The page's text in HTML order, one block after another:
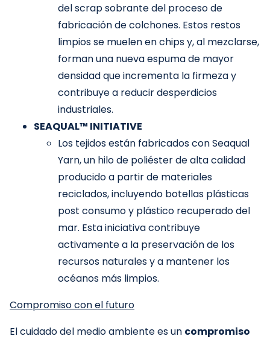
del scrap sobrante del proceso de
fabricación de colchones. Estos restos
limpios se muelen en chips y, al mezclarse,
forman una nueva espuma de mayor
densidad que incrementa la firmeza y
contribuye a reducir desperdicios
industriales.
SEAQUAL™ INITIATIVE
Los tejidos están fabricados con Seaqual
Yarn, un hilo de poliéster de alta calidad
producido a partir de materiales
reciclados, incluyendo botellas plásticas
post consumo y plástico recuperado del
mar. Esta iniciativa contribuye
activamente a la preservación de los
recursos naturales y a mantener los
océanos más limpios.
Compromiso con el futuro
El cuidado del medio ambiente es un compromiso